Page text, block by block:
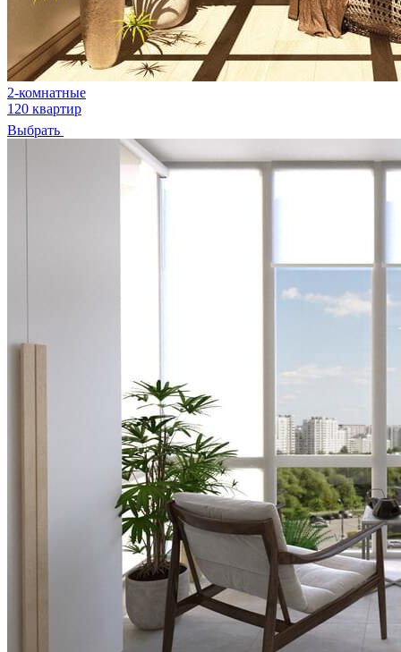
2-комнатные
120 квартир
Выбрать